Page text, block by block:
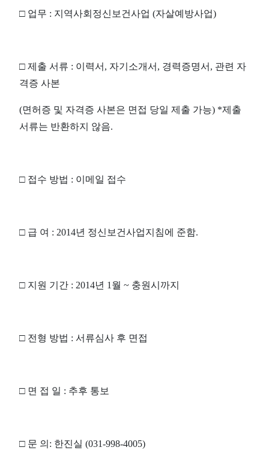
□ 업무 : 지역사회정신보건사업 (자살예방사업)
□ 제출 서류 : 이력서 , 자기소개서 , 경력증명서 , 관련 자
격증 사본
(면허증 및 자격증 사본은 면접 당일 제출 가능) *제출
서류는 반환하지 않음.
□ 접수 방법 : 이메일 접수
□ 급 여 : 2014년 정신보건사업지침에 준함.
□ 지원 기간 : 2014년 1 월 ~ 충원시까지
□ 전형 방법 : 서류심사 후 면접
□ 면 접 일 : 추후 통보
□ 문 의 : 한진실 (031-998-4005)